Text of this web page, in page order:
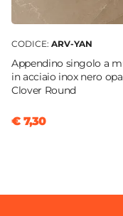
CODICE: ARV-YAN
Appendino singolo a
in acciaio inox nero
Clover Round
€ 7,30